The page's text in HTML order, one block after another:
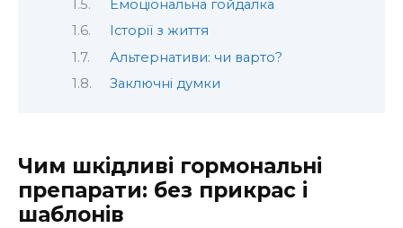
Емоціональна гойдалка
Історії з життя
Альтернативи: чи варто?
Заключні думки
Чим шкідливі гормональні
препарати: без прикрас і
шаблонів